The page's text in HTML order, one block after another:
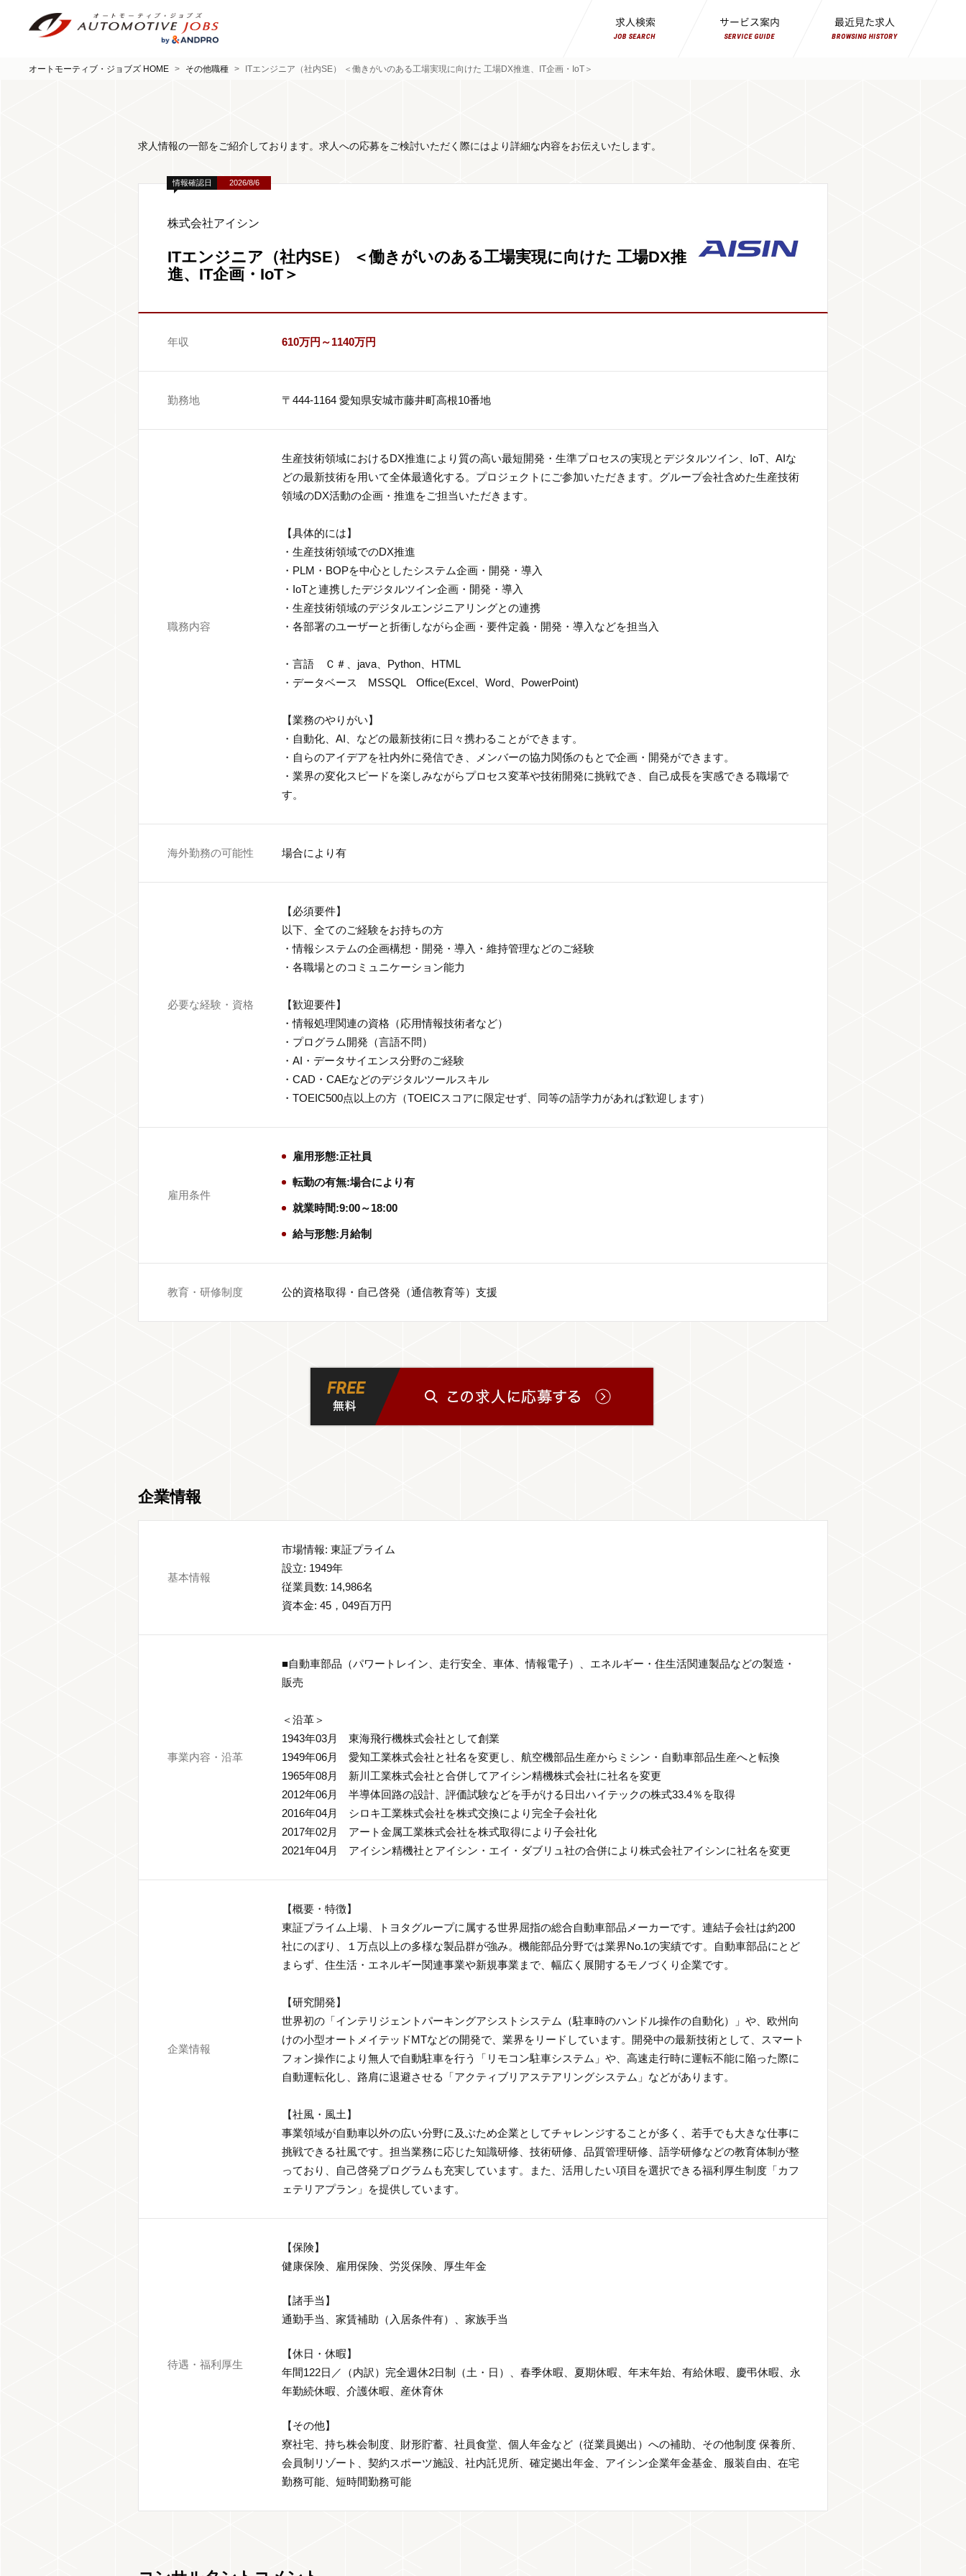
オートモーティブ・ジョブズ HOME > その他職種 > ITエンジニア（社内SE） ＜働きがいのある工場実現に向けた 工場DX推進、IT企画・IoT＞
求人情報の一部をご紹介しております。求人への応募をご検討いただく際にはより詳細な内容をお伝えいたします。
情報確認日 2026/8/6
株式会社アイシン
ITエンジニア（社内SE） ＜働きがいのある工場実現に向けた 工場DX推
進、IT企画・IoT＞
年収 610万円～1140万円
勤務地 〒444-1164 愛知県安城市藤井町高根10番地
職務内容
生産技術領域におけるDX推進により質の高い最短開発・生準プロセスの実現とデジタルツイン、IoT、AIな
どの最新技術を用いて全体最適化する。プロジェクトにご参加いただきます。グループ会社含めた生産技術
領域のDX活動の企画・推進をご担当いただきます。
【具体的には】
・生産技術領域でのDX推進
・PLM・BOPを中心としたシステム企画・開発・導入
・IoTと連携したデジタルツイン企画・開発・導入
・生産技術領域のデジタルエンジニアリングとの連携
・各部署のユーザーと折衝しながら企画・要件定義・開発・導入などを担当入
・言語 Ｃ＃、java、Python、HTML
・データベース MSSQL Office(Excel、Word、PowerPoint)
【業務のやりがい】
・自動化、AI、などの最新技術に日々携わることができます。
・自らのアイデアを社内外に発信でき、メンバーの協力関係のもとで企画・開発ができます。
・業界の変化スピードを楽しみながらプロセス変革や技術開発に挑戦でき、自己成長を実感できる職場で
す。
海外勤務の可能性 場合により有
必要な経験・資格
【必須要件】
以下、全てのご経験をお持ちの方
・情報システムの企画構想・開発・導入・維持管理などのご経験
・各職場とのコミュニケーション能力
【歓迎要件】
・情報処理関連の資格（応用情報技術者など）
・プログラム開発（言語不問）
・AI・データサイエンス分野のご経験
・CAD・CAEなどのデジタルツールスキル
・TOEIC500点以上の方（TOEICスコアに限定せず、同等の語学力があれば歓迎します）
雇用条件
雇用形態:正社員
転勤の有無:場合により有
就業時間:9:00～18:00
給与形態:月給制
教育・研修制度 公的資格取得・自己啓発（通信教育等）支援
企業情報
基本情報
市場情報: 東証プライム
設立: 1949年
従業員数: 14,986名
資本金: 45，049百万円
事業内容・沿革
■自動車部品（パワートレイン、走行安全、車体、情報電子）、エネルギー・住生活関連製品などの製造・
販売
＜沿革＞
1943年03月 東海飛行機株式会社として創業
1949年06月 愛知工業株式会社と社名を変更し、航空機部品生産からミシン・自動車部品生産へと転換
1965年08月 新川工業株式会社と合併してアイシン精機株式会社に社名を変更
2012年06月 半導体回路の設計、評価試験などを手がける日出ハイテックの株式33.4％を取得
2016年04月 シロキ工業株式会社を株式交換により完全子会社化
2017年02月 アート金属工業株式会社を株式取得により子会社化
2021年04月 アイシン精機社とアイシン・エイ・ダブリュ社の合併により株式会社アイシンに社名を変更
企業情報
【概要・特徴】
東証プライム上場、トヨタグループに属する世界屈指の総合自動車部品メーカーです。連結子会社は約200
社にのぼり、１万点以上の多様な製品群が強み。機能部品分野では業界No.1の実績です。自動車部品にとど
まらず、住生活・エネルギー関連事業や新規事業まで、幅広く展開するモノづくり企業です。
【研究開発】
世界初の「インテリジェントパーキングアシストシステム（駐車時のハンドル操作の自動化）」や、欧州向
けの小型オートメイテッドMTなどの開発で、業界をリードしています。開発中の最新技術として、スマート
フォン操作により無人で自動駐車を行う「リモコン駐車システム」や、高速走行時に運転不能に陥った際に
自動運転化し、路肩に退避させる「アクティブリアステアリングシステム」などがあります。
【社風・風土】
事業領域が自動車以外の広い分野に及ぶため企業としてチャレンジすることが多く、若手でも大きな仕事に
挑戦できる社風です。担当業務に応じた知識研修、技術研修、品質管理研修、語学研修などの教育体制が整
っており、自己啓発プログラムも充実しています。また、活用したい項目を選択できる福利厚生制度「カフ
ェテリアプラン」を提供しています。
待遇・福利厚生
【保険】
健康保険、雇用保険、労災保険、厚生年金
【諸手当】
通勤手当、家賃補助（入居条件有）、家族手当
【休日・休暇】
年間122日／（内訳）完全週休2日制（土・日）、春季休暇、夏期休暇、年末年始、有給休暇、慶弔休暇、永
年勤続休暇、介護休暇、産休育休
【その他】
寮社宅、持ち株会制度、財形貯蓄、社員食堂、個人年金など（従業員拠出）への補助、その他制度 保養所、
会員制リゾート、契約スポーツ施設、社内託児所、確定拠出年金、アイシン企業年金基金、服装自由、在宅
勤務可能、短時間勤務可能